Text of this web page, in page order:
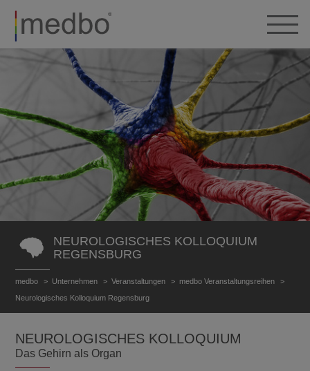
NEUROLOGISCHES KOLLOQUIUM
REGENSBURG
medbo Unternehmen Veranstaltungen
medbo Veranstaltungsreihen
Neurologisches Kolloquium Regensburg
NEUROLOGISCHES KOLLOQUIUM
Das Gehirn als Organ